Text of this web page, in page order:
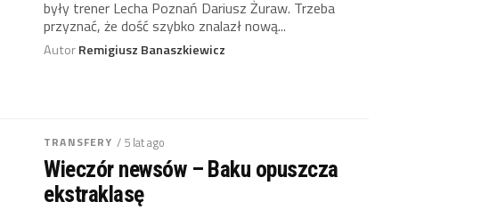
były trener Lecha Poznań Dariusz Żuraw. Trzeba
przyznać, że dość szybko znalazł nową...
AutorRemigiusz Banaszkiewicz
TRANSFERY / 5 lat ago
Wieczór newsów – Baku opuszcza
ekstraklasę